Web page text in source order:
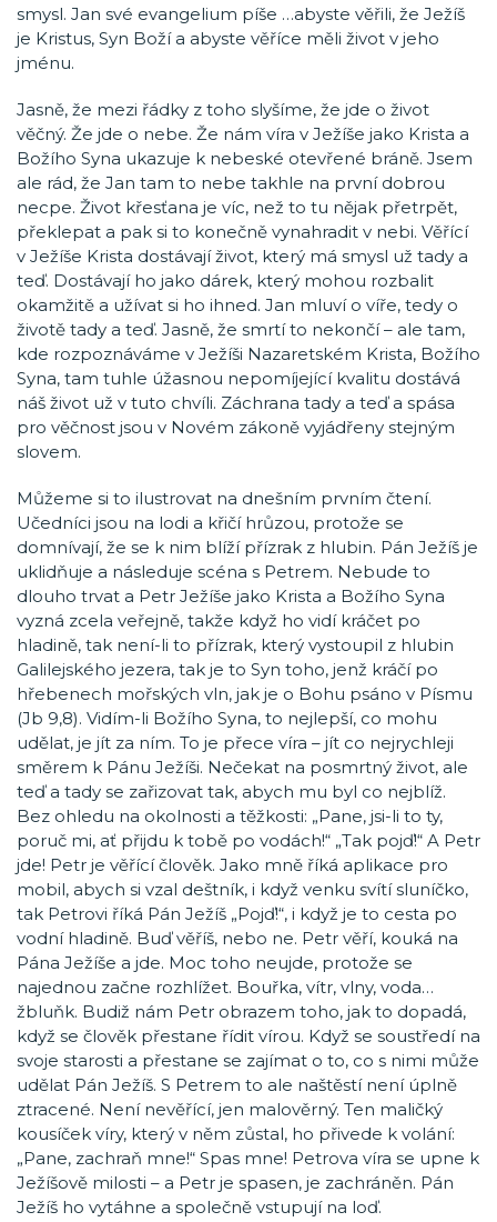
smysl. Jan své evangelium píše …abyste věřili, že Ježíš
je Kristus, Syn Boží a abyste věříce měli život v jeho
jménu.
Jasně, že mezi řádky z toho slyšíme, že jde o život
věčný. Že jde o nebe. Že nám víra v Ježíše jako Krista a
Božího Syna ukazuje k nebeské otevřené bráně. Jsem
ale rád, že Jan tam to nebe takhle na první dobrou
necpe. Život křesťana je víc, než to tu nějak přetrpět,
překlepat a pak si to konečně vynahradit v nebi. Věřící
v Ježíše Krista dostávají život, který má smysl už tady a
teď. Dostávají ho jako dárek, který mohou rozbalit
okamžitě a užívat si ho ihned. Jan mluví o víře, tedy o
životě tady a teď. Jasně, že smrtí to nekončí – ale tam,
kde rozpoznáváme v Ježíši Nazaretském Krista, Božího
Syna, tam tuhle úžasnou nepomíjející kvalitu dostává
náš život už v tuto chvíli. Záchrana tady a teď a spása
pro věčnost jsou v Novém zákoně vyjádřeny stejným
slovem.
Můžeme si to ilustrovat na dnešním prvním čtení.
Učedníci jsou na lodi a křičí hrůzou, protože se
domnívají, že se k nim blíží přízrak z hlubin. Pán Ježíš je
uklidňuje a následuje scéna s Petrem. Nebude to
dlouho trvat a Petr Ježíše jako Krista a Božího Syna
vyzná zcela veřejně, takže když ho vidí kráčet po
hladině, tak není-li to přízrak, který vystoupil z hlubin
Galilejského jezera, tak je to Syn toho, jenž kráčí po
hřebenech mořských vln, jak je o Bohu psáno v Písmu
(Jb 9,8). Vidím-li Božího Syna, to nejlepší, co mohu
udělat, je jít za ním. To je přece víra – jít co nejrychleji
směrem k Pánu Ježíši. Nečekat na posmrtný život, ale
teď a tady se zařizovat tak, abych mu byl co nejblíž.
Bez ohledu na okolnosti a těžkosti: „Pane, jsi-li to ty,
poruč mi, ať přijdu k tobě po vodách!“ „Tak pojď!“ A Petr
jde! Petr je věřící člověk. Jako mně říká aplikace pro
mobil, abych si vzal deštník, i když venku svítí sluníčko,
tak Petrovi říká Pán Ježíš „Pojď!“, i když je to cesta po
vodní hladině. Buď věříš, nebo ne. Petr věří, kouká na
Pána Ježíše a jde. Moc toho neujde, protože se
najednou začne rozhlížet. Bouřka, vítr, vlny, voda…
žbluňk. Budiž nám Petr obrazem toho, jak to dopadá,
když se člověk přestane řídit vírou. Když se soustředí na
svoje starosti a přestane se zajímat o to, co s nimi může
udělat Pán Ježíš. S Petrem to ale naštěstí není úplně
ztracené. Není nevěřící, jen malověrný. Ten maličký
kousíček víry, který v něm zůstal, ho přivede k volání:
„Pane, zachraň mne!“ Spas mne! Petrova víra se upne k
Ježíšově milosti – a Petr je spasen, je zachráněn. Pán
Ježíš ho vytáhne a společně vstupují na loď.